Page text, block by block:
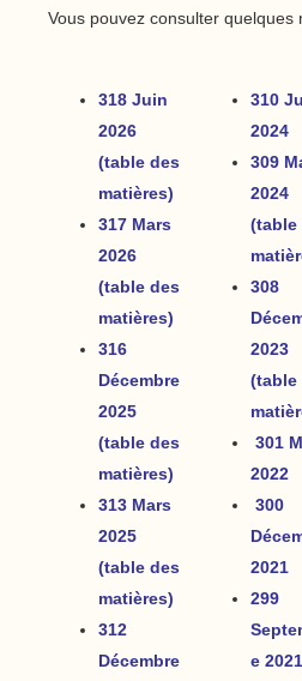
Vous pouvez consulter quelques
318 Juin
2026
(table des
matières)
317 Mars
2026
(table des
matières)
316
Décembre
2025
(table des
matières)
313 Mars
2025
(table des
matières)
312
Décembre
310
2024
309
2024
(table
308
2023
(table
301
2022
300
2021
299
e 2021